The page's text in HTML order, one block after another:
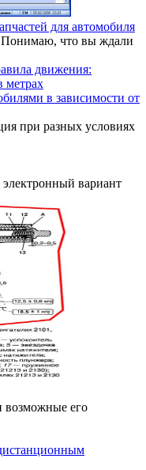
для автомобиля
Понимаю, что вы ждали
в зависимости от
при разных условиях
вариант
возможные его